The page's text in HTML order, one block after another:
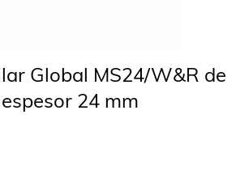
Global MS24/W&R de
24 mm